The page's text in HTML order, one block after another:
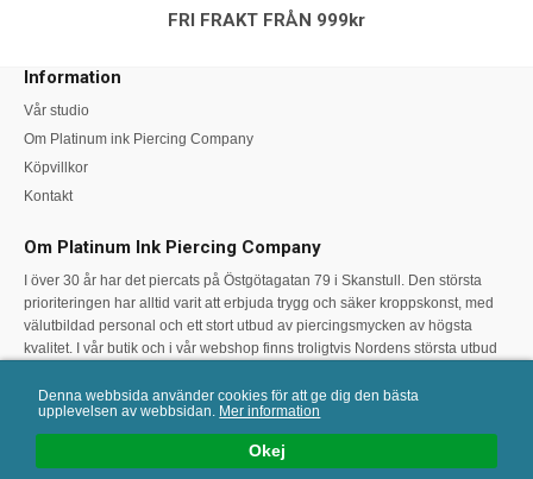
Okej
Denna webbsida använder cookies för att ge dig den bästa
upplevelsen av webbsidan. Mer information
FRI FRAKT FRÅN 999kr
Information
Vår studio
Om Platinum ink Piercing Company
Köpvillkor
Kontakt
Om Platinum Ink Piercing Company
I över 30 år har det piercats på Östgötagatan 79 i Skanstull. Den största
prioriteringen har alltid varit att erbjuda trygg och säker kroppskonst, med
välutbildad personal och ett stort utbud av piercingsmycken av högsta
kvalitet. I vår butik och i vår webshop finns troligtvis Nordens största utbud
oss vid frågor eller funderingar kring piercing eller val av smycke!